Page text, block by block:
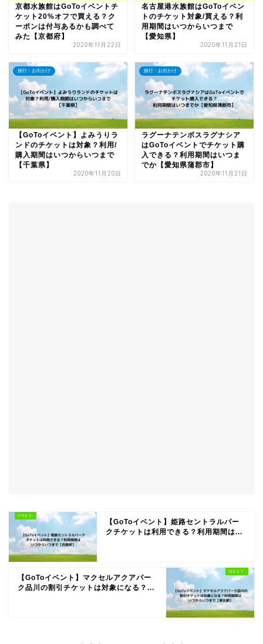
京都水族館はGoToイベントチ
ケット20%オフで買える？ク
ーポンは付与あるかも調べて
みた【京都府】
2020年11月22日
名古屋港水族館はGoToイベン
トのチケット対象/買える？利
用期間はいつからいつまで
【愛知県】
2020年11月21日
旅行・お出かけ
【GoToイベント】よみうりラ
ンドのチケットは対象？利用/
購入期間はいつからいつまで
【千葉県】
2020年11月20日
旅行・お出かけ
ラグーナテンボスラグナシア
はGoToイベントでチケット購
入できる？利用期間はいつま
でか【愛知県蒲郡市】
2020年11月21日
【GoToイベント】姫路セントラルパー
クチケットは利用できる？利用期間は...
【GoToイベント】マクセルアクアパー
ク品川の割引チケットは対象になる？...